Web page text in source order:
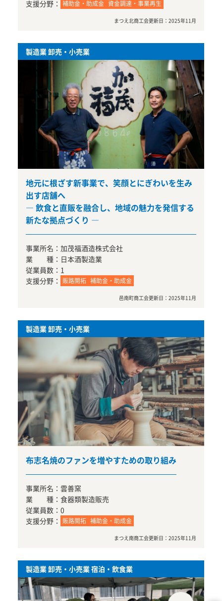
支援分野： 補助金・助成金 資金調達・事業再生
まつえ北商工会更新日： 2025年11月
製造業 卸売・小売業
地元に根ざす新事業で、笑顔とにぎわいを生み
出す店舗へ
― 飲食と直販を融合し、地域の魅力を発信する
新たな拠点づくり ―
事業所名： 加茂福酒造株式会社
業 種： 日本酒製造業
従業員数： 1
支援分野：
販路開拓 補助金・助成金
邑南町商工会更新日： 2025年11月
製造業 卸売・小売業
布志名焼のファンを増やすための取り組み
事業所名： 雲善窯
業 種： 食器類製造販売
従業員数： 0
支援分野：
販路開拓 補助金・助成金
まつえ南商工会更新日： 2025年11月
製造業 卸売・小売業 宿泊・飲食業